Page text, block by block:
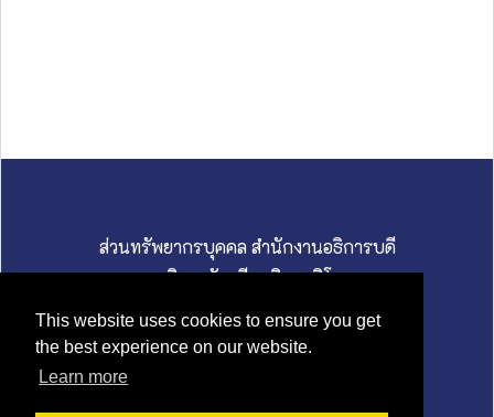
This website uses cookies to ensure you get
the best experience on our website.
Learn more
ส่วนทรัพยากรบุคคล สำนักงานอธิการบดี
มหาวิทยาลัยศรีนครินทรวิโรฒ
114 สุขุมวิท 23 ถนนสุขุมวิท แขวงคลองเตยเหนือ
เขตวัฒนา กรุงเทพมหานคร 10110
02 649 5000 I hrswu@g.swu.ac.th